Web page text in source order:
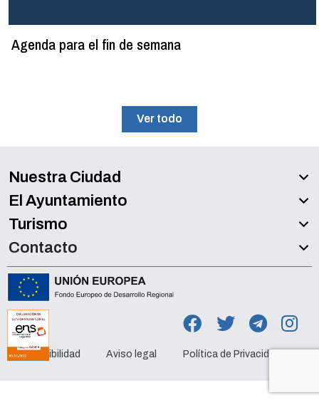
Agenda para el fin de semana
Ver todo
Nuestra Ciudad
El Ayuntamiento
Turismo
Contacto
Accesibilidad Aviso legal Política de Privacidad